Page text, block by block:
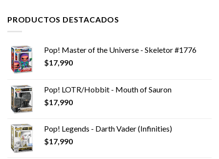
PRODUCTOS DESTACADOS
Pop! Master of the Universe - Skeletor #1776
$17,990
Pop! LOTR/Hobbit - Mouth of Sauron
$17,990
Pop! Legends - Darth Vader (Infinities)
$17,990